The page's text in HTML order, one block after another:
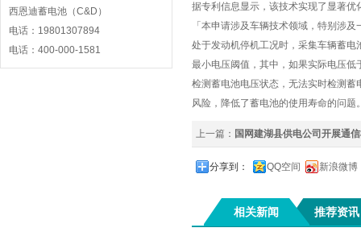
MRX 12V系列
西恩迪蓄电池（C&D）
电话：19801307894
电话：400-000-1581
据专利信息显示，该技术实现了显著
「本申请涉及车辆技术领域，特别涉
处于发动机停机工况时，采集车辆蓄
最小电压阈值，其中，如果实际电压
检测蓄电池电压状态，无法实时检测
风险，降低了蓄电池的使用寿命的问题
上一篇： 国网建湖县供电公司开展通
分享到： QQ空间 新浪微博
相关新闻 推荐资讯